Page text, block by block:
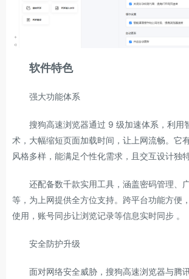
软件特色
强大功能体系
搜狗高速浏览器通过 9 级加速体系，利用
术，大幅缩短页面加载时间，让上网流畅。它
风格多样，能满足个性化需求，且交互设计独特
还配备数千款实用工具，涵盖密码管理、
等，为上网提供全方位支持。跨平台功能方便
使用，账号同步让浏览记录等信息实时同步 。
安全防护升级
面对网络安全威胁，搜狗高速浏览器与腾